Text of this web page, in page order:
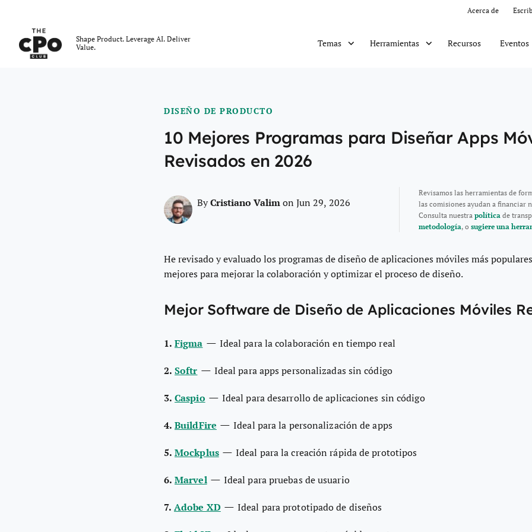
Acerca de
Shape Product. Leverage AI. Deliver
Value.
Temas Herramientas Recursos Eventos
DISEÑO DE PRODUCTO
10 Mejores Programas para Diseñar Apps
Revisados en 2026
ByCristiano Valimon Jun 29, 2026
Revisamos las herramientas de
las comisiones ayudan a financiar
Consulta nuestra política de
metodología, o sugiere una
He revisado y evaluado los programas de diseño de aplicaciones móviles más
mejores para mejorar la colaboración y optimizar el proceso de diseño.
Mejor Software de Diseño de Aplicaciones Móviles
1. Figma — Ideal para la colaboración en tiempo real
2. Softr — Ideal para apps personalizadas sin código
3. Caspio — Ideal para desarrollo de aplicaciones sin código
4. BuildFire —Ideal para la personalización de apps
5. Mockplus —Ideal para la creación rápida de prototipos
6. Marvel — Ideal para pruebas de usuario
7. Adobe XD —Ideal para prototipado de diseños